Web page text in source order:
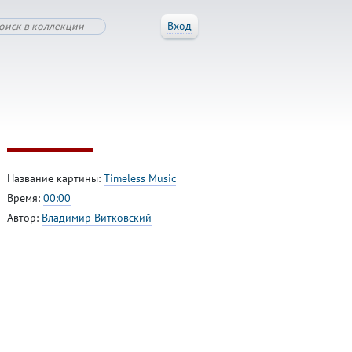
Вход
Название картины: Timeless Music
Время: 00:00
Автор: Владимир Витковский